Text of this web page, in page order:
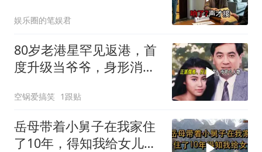
娱乐圈的笔娱君
80岁老港星罕见返港，首
度升级当爷爷，身形消瘦
空锅爱搞笑 1跟贴
岳母带着小舅子在我家住
了10年，得知我给女儿买